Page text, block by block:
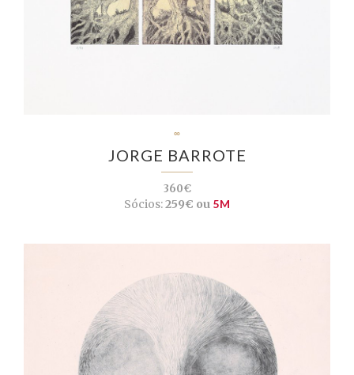
∞
JORGE BARROTE
360€
Sócios:259€ ou 5M